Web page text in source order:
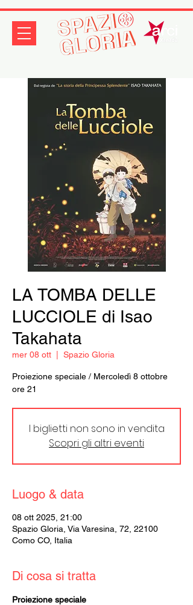
LA TOMBA DELLE
LUCCIOLE di Isao
Takahata
mer 08 ott Spazio Gloria
Proiezione speciale / Mercoledì 8 ottobre
ore 21
I biglietti non sono in vendita
Scopri gli altri eventi
Luogo & data
08 ott 2025, 21:00
Spazio Gloria, Via Varesina, 72, 22100
Como CO, Italia
Di cosa si tratta
Proiezione speciale